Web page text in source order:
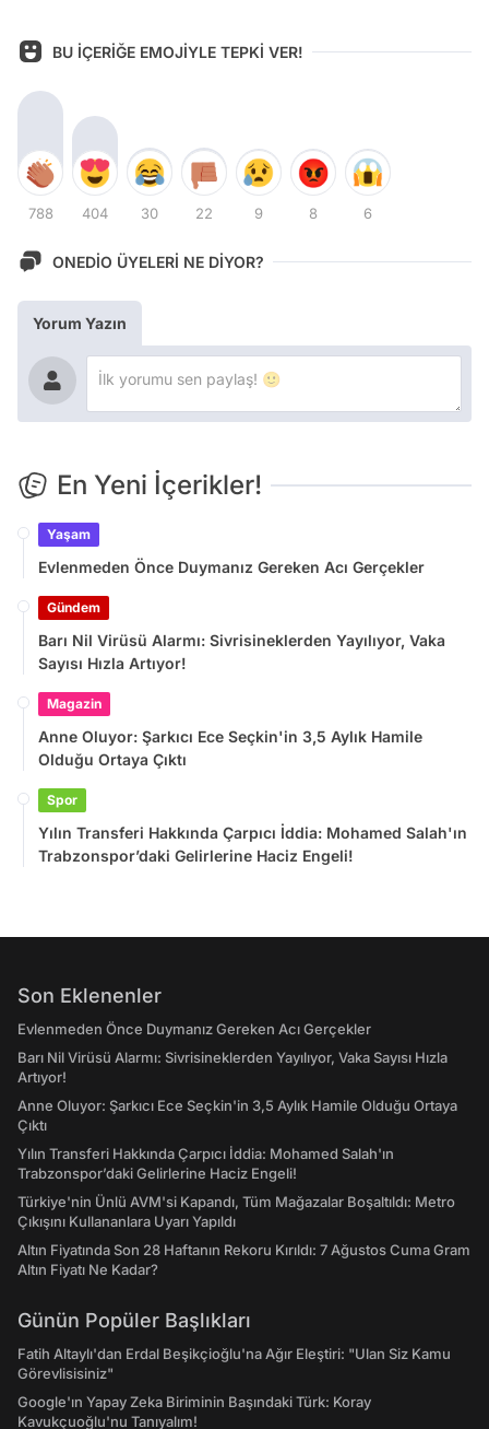
BU İÇERİĞE EMOJİYLE TEPKİ VER!
788 404 30 22 9 8 6
ONEDİO ÜYELERİ NE DİYOR?
Yorum Yazın
En Yeni İçerikler!
Yaşam
Evlenmeden Önce Duymanız Gereken Acı Gerçekler
Gündem
Barı Nil Virüsü Alarmı: Sivrisineklerden Yayılıyor, Vaka
Sayısı Hızla Artıyor!
Magazin
Anne Oluyor: Şarkıcı Ece Seçkin'in 3,5 Aylık Hamile
Olduğu Ortaya Çıktı
Spor
Yılın Transferi Hakkında Çarpıcı İddia: Mohamed Salah'ın
Trabzonspor’daki Gelirlerine Haciz Engeli!
Son Eklenenler
Evlenmeden Önce Duymanız Gereken Acı Gerçekler
Barı Nil Virüsü Alarmı: Sivrisineklerden Yayılıyor, Vaka Sayısı Hızla
Artıyor!
Anne Oluyor: Şarkıcı Ece Seçkin'in 3,5 Aylık Hamile Olduğu Ortaya
Çıktı
Yılın Transferi Hakkında Çarpıcı İddia: Mohamed Salah'ın
Trabzonspor’daki Gelirlerine Haciz Engeli!
Türkiye'nin Ünlü AVM'si Kapandı, Tüm Mağazalar Boşaltıldı: Metro
Çıkışını Kullananlara Uyarı Yapıldı
Altın Fiyatında Son 28 Haftanın Rekoru Kırıldı: 7 Ağustos Cuma Gram
Altın Fiyatı Ne Kadar?
Günün Popüler Başlıkları
Fatih Altaylı'dan Erdal Beşikçioğlu'na Ağır Eleştiri: "Ulan Siz Kamu
Görevlisisiniz"
Google'ın Yapay Zeka Biriminin Başındaki Türk: Koray
Kavukçuoğlu'nu Tanıyalım!